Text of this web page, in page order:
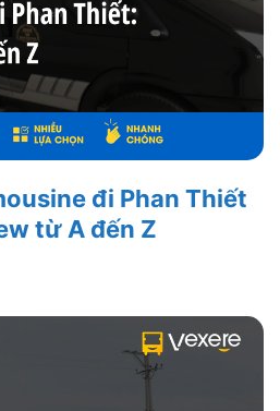
đi Phan Thiết
từ A đến Z